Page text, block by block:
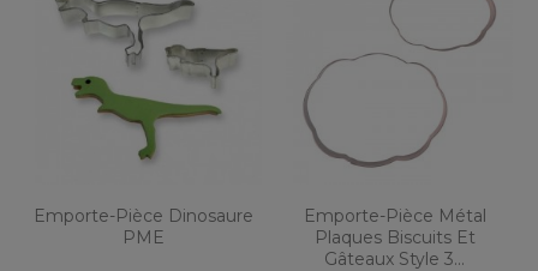
Emporte-Pièce Dinosaure
PME
Emporte-Pièce Métal
Plaques Biscuits Et
Gâteaux Style 3...